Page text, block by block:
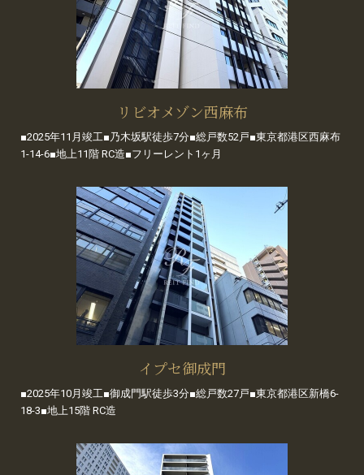
リビオメゾン西麻布
■2025年11月竣工■乃木坂駅徒歩7分■総戸数52戸■東京都港区西麻布
1-14-6■地上11階 RC造■フリーレント1ヶ月
イプセ御成門
■2025年10月竣工■御成門駅徒歩3分■総戸数27戸■東京都港区新橋6-
18-3■地上15階 RC造